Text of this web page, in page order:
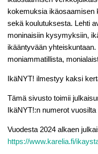
kokemuksia ikäosaamisen
sekä koulutuksesta. Lehti
moninaisiin kysymyksiin,
ikääntyvään
moniammatillista,
IkäNYT! ilmestyy kaksi
Tämä sivusto toimii
IkäNYT!:n numerot vuosilta
Vuodesta 2024 alkaen
https://www.karelia.fi/